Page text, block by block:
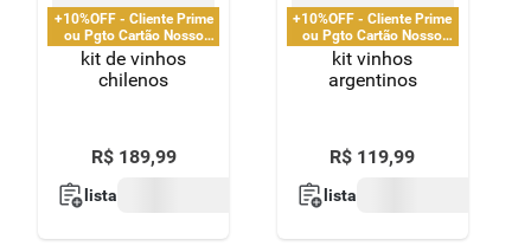
+10%OFF - Cliente Prime
ou Pgto Cartão Nosso
Pay
kit de vinhos
chilenos
R$ 189,99
lista
+10%OFF - Cliente Prime
ou Pgto Cartão Nosso
Pay
kit vinhos
argentinos
R$ 119,99
lista